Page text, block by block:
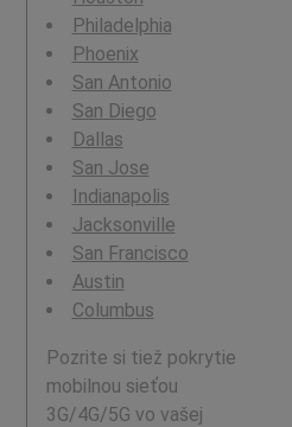
Philadelphia
Phoenix
San Antonio
San Diego
Dallas
San Jose
Indianapolis
Jacksonville
San Francisco
Austin
Columbus
Pozrite si tiež pokrytie
mobilnou sieťou
3G/4G/5G vo vašej